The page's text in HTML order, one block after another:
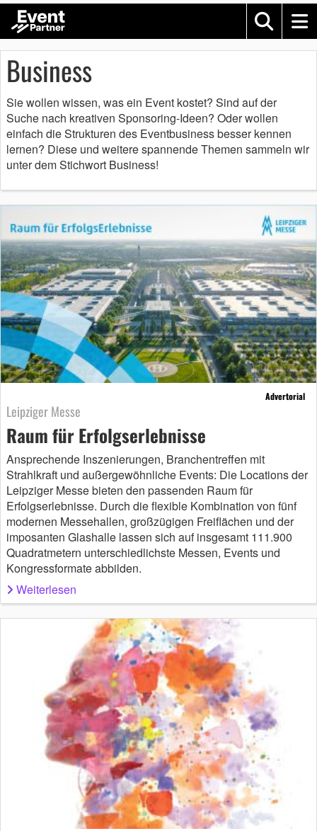
Business
Sie wollen wissen, was ein Event kostet? Sind auf der
Suche nach kreativen Sponsoring-Ideen? Oder wollen
einfach die Strukturen des Eventbusiness besser kennen
lernen? Diese und weitere spannende Themen sammeln wir
unter dem Stichwort Business!
Advertorial
Leipziger Messe
Raum für Erfolgserlebnisse
Ansprechende Inszenierungen, Branchentreffen mit
Strahlkraft und außergewöhnliche Events: Die Locations der
Leipziger Messe bieten den passenden Raum für
Erfolgserlebnisse. Durch die flexible Kombination von fünf
modernen Messehallen, großzügigen Freiflächen und der
imposanten Glashalle lassen sich auf insgesamt 111.900
Quadratmetern unterschiedlichste Messen, Events und
Kongressformate abbilden.
Weiterlesen